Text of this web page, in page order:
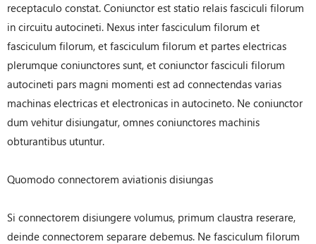
receptaculo constat. Coniunctor est statio relais fasciculi filorum
in circuitu autocineti. Nexus inter fasciculum filorum et
fasciculum filorum, et fasciculum filorum et partes electricas
plerumque coniunctores sunt, et coniunctor fasciculi filorum
autocineti pars magni momenti est ad connectendas varias
machinas electricas et electronicas in autocineto. Ne coniunctor
dum vehitur disiungatur, omnes coniunctores machinis
obturantibus utuntur.
Quomodo connectorem aviationis disiungas
Si connectorem disiungere volumus, primum claustra reserare,
deinde connectorem separare debemus. Ne fasciculum filorum